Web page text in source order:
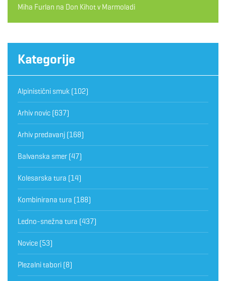
Miha Furlan na Don Kihot v Marmoladi
Kategorije
Alpinistični smuk (102)
Arhiv novic (637)
Arhiv predavanj (168)
Balvanska smer (47)
Kolesarska tura (14)
Kombinirana tura (188)
Ledno-snežna tura (437)
Novice (53)
Plezalni tabori (8)